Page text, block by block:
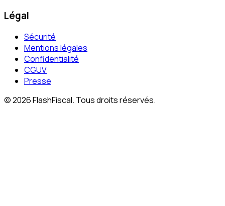
Légal
Sécurité
Mentions légales
Confidentialité
CGUV
Presse
© 2026 FlashFiscal. Tous droits réservés.